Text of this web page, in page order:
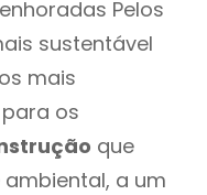
Pelos
sustentável
mais
os
que
a um